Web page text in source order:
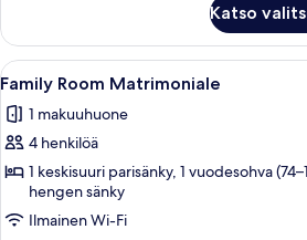
kaksi
sänkyä)
kuvat
superior-
huone
(yksi
kaksi
sänkyä)
Katso
Avaa
kaikki
huonetyypin
Family
Room
Matrimoniale
kuvat
7
Family Room Matrimoniale
1 makuuhuone
4 henkilöä
1 keskisuuri parisänky, 1 vuodesohva
hengen sänky
Ilmainen Wi-Fi